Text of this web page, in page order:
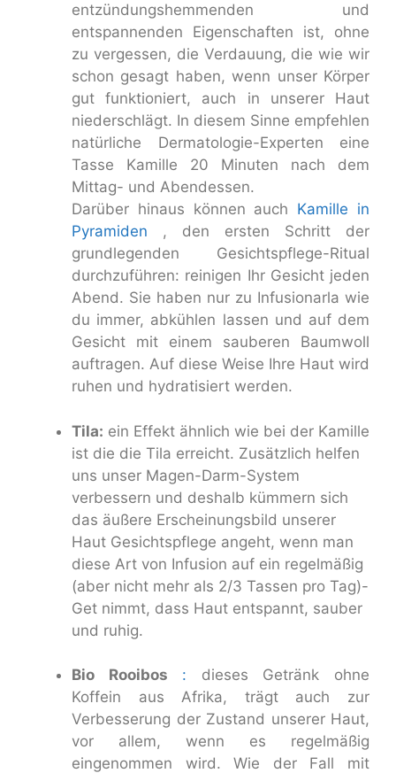
entzündungshemmenden und
entspannenden Eigenschaften ist, ohne
zu vergessen, die Verdauung, die wie wir
schon gesagt haben, wenn unser Körper
gut funktioniert, auch in unserer Haut
niederschlägt. In diesem Sinne empfehlen
natürliche Dermatologie-Experten eine
Tasse Kamille 20 Minuten nach dem
Mittag- und Abendessen.
Darüber hinaus können auch Kamille in
Pyramiden , den ersten Schritt der
grundlegenden Gesichtspflege-Ritual
durchzuführen: reinigen Ihr Gesicht jeden
Abend. Sie haben nur zu Infusionarla wie
du immer, abkühlen lassen und auf dem
Gesicht mit einem sauberen Baumwoll
auftragen. Auf diese Weise Ihre Haut wird
ruhen und hydratisiert werden.
Tila: ein Effekt ähnlich wie bei der Kamille
ist die die Tila erreicht. Zusätzlich helfen
uns unser Magen-Darm-System
verbessern und deshalb kümmern sich
das äußere Erscheinungsbild unserer
Haut Gesichtspflege angeht, wenn man
diese Art von Infusion auf ein regelmäßig
(aber nicht mehr als 2/3 Tassen pro Tag)-
Get nimmt, dass Haut entspannt, sauber
und ruhig.
Bio Rooibos : dieses Getränk ohne
Koffein aus Afrika, trägt auch zur
Verbesserung der Zustand unserer Haut,
vor allem, wenn es regelmäßig
eingenommen wird. Wie der Fall mit